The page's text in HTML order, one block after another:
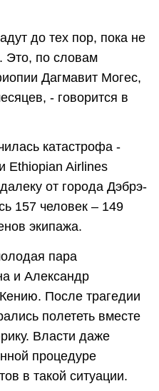
до тех пор, пока не
Это, по словам
Дагмавит Могес,
- говорится в
катастрофа -
Ethiopian Airlines
от города Дэбрэ-
157 человек – 149
экипажа.
пара
и Александр
После трагедии
полететь вместе
Власти даже
процедуре
в такой ситуации.